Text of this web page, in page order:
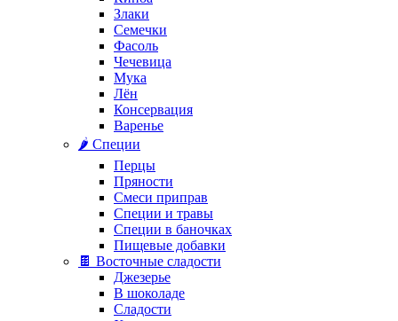
Злаки
Семечки
Фасоль
Чечевица
Мука
Лён
Консервация
Варенье
🌶️ Специи
Перцы
Пряности
Смеси приправ
Специи и травы
Специи в баночках
Пищевые добавки
🍫 Восточные сладости
Джезерье
В шоколаде
Сладости